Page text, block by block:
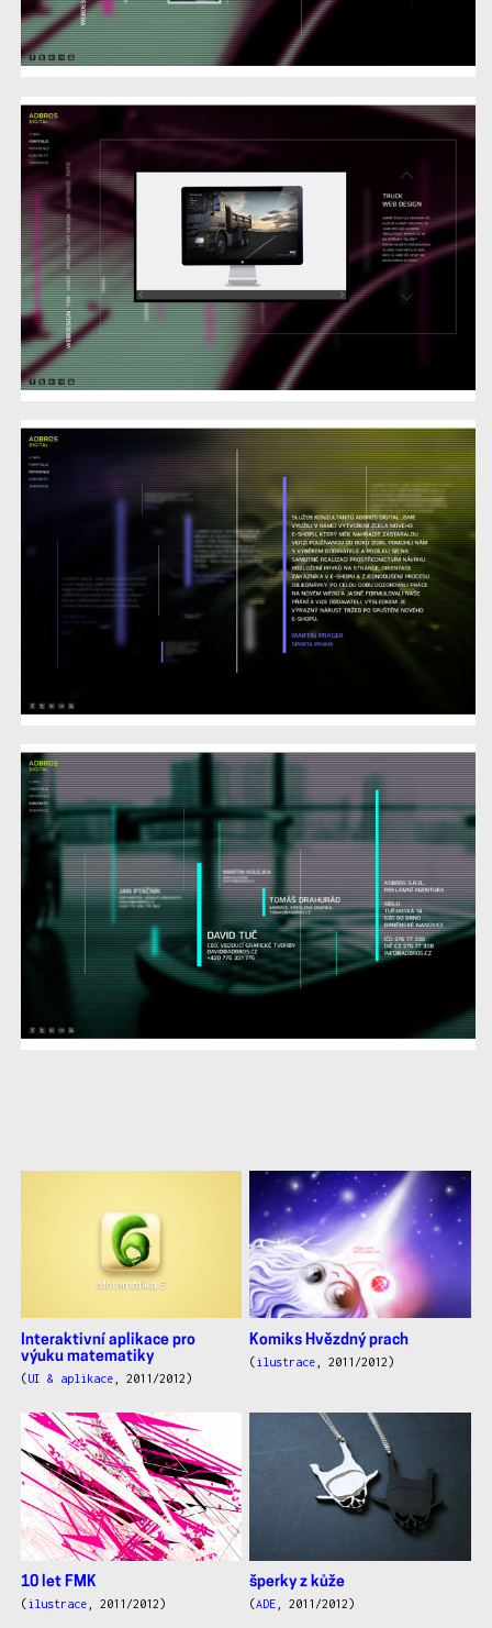
práce
Interaktivní aplikace pro
výuku matematiky
(UI & aplikace, 2011/2012)
Komiks Hvězdný prach
(ilustrace , 2011/2012)
10 let FMK
(ilustrace, 2011/2012)
šperky z kůže
(ADE , 2011/2012)